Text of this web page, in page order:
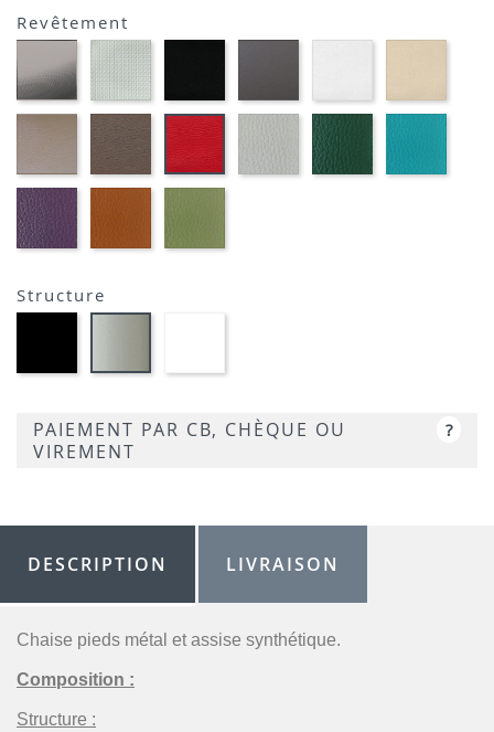
Revêtement
CARBON
LOOK-
SIMILI
SONOR
ALU-
SIMILI
SIMILI
SIMILI
EKOS
GREGE-
SIMILI
MARRON
MEXICO-
SIMILI
PLANET
ROUGE-
SIMILI
FLUSKO
GRIS
CLAIR-
FLUSKO
VERT
BOUTEILLE-
01-
FLUSKO
AUBERGINE-
Structure
opaque
-
P94
PAIEMENT PAR CB, CHÈQUE OU
VIREMENT
?
DESCRIPTION LIVRAISON
Chaise pieds métal et assise synthétique.
Composition :
Structure :